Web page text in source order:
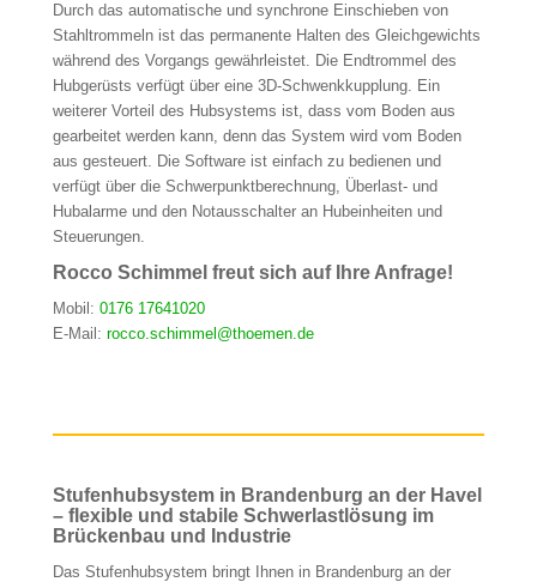
Durch das automatische und synchrone Einschieben von
Stahltrommeln ist das permanente Halten des Gleichgewichts
während des Vorgangs gewährleistet. Die Endtrommel des
Hubgerüsts verfügt über eine 3D-Schwenkkupplung. Ein
weiterer Vorteil des Hubsystems ist, dass vom Boden aus
gearbeitet werden kann, denn das System wird vom Boden
aus gesteuert. Die Software ist einfach zu bedienen und
verfügt über die Schwerpunktberechnung, Überlast- und
Hubalarme und den Notausschalter an Hubeinheiten und
Steuerungen.
Rocco Schimmel freut sich auf Ihre Anfrage!
Mobil: 0176 17641020
E-Mail: rocco.schimmel@thoemen.de
Stufenhubsystem in Brandenburg an der Havel
– flexible und stabile Schwerlastlösung im
Brückenbau und Industrie
Das Stufenhubsystem bringt Ihnen in Brandenburg an der